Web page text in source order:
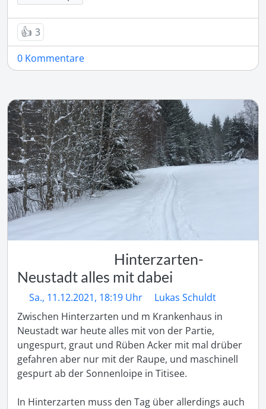
👍 3
0 Kommentare
Hinterzarten-
Neustadt alles mit dabei
Sa., 11.12.2021, 18:19 Uhr
Lukas Schuldt
Zwischen Hinterzarten und m Krankenhaus in
Neustadt war heute alles mit von der Partie,
ungespurt, graut und Rüben Acker mit mal drüber
gefahren aber nur mit der Raupe, und maschinell
gespurt ab der Sonnenloipe in Titisee.
In Hinterzarten muss den Tag über allerdings auch